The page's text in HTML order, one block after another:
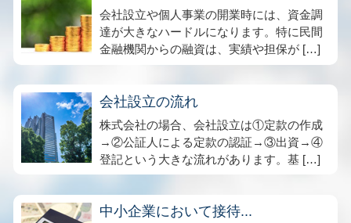
会社設立や個人事業の開業時には、資金調
達が大きなハードルになります。特に民間
金融機関からの融資は、実績や担保が […]
会社設立の流れ
株式会社の場合、会社設立は①定款の作成
→②公証人による定款の認証→③出資→④
登記という大きな流れがあります。基 […]
中小企業において接待...